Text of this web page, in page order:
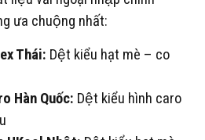
ưa chuộng nhất:
Thái: Dệt kiểu hạt mè – co
Hàn Quốc: Dệt kiểu hình caro